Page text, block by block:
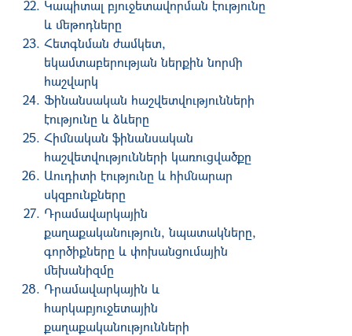
Կապիտալ բյուջետավորման էությունը
և մեթոդները
Հետգնման ժամկետ,
եկամտաբերության ներքին նորմի
հաշվարկ
Ֆինանսական հաշվետվությունների
էությունը և ձևերը
Հիմնական ֆինանսական
հաշվետվությունների կառուցվածքը
Աուդիտի էությունը և հիմնարար
սկզբունքները
Դրամավարկային
քաղաքականություն, նպատակները,
գործիքները և փոխանցումային
մեխանիզմը
Դրամավարկային և
հարկաբյուջետային
քաղաքականությունների